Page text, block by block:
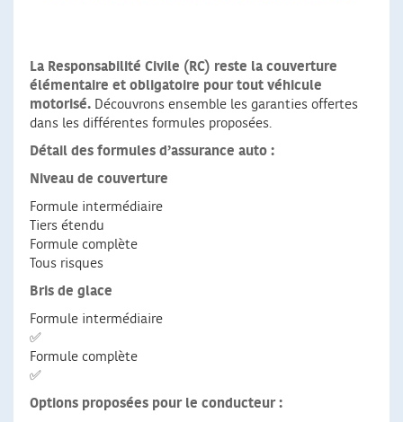
La Responsabilité Civile (RC) reste la couverture
élémentaire et obligatoire pour tout véhicule
motorisé. Découvrons ensemble les garanties offertes
dans les différentes formules proposées.
Détail des formules d’assurance auto :
Niveau de couverture
Formule intermédiaire
Tiers étendu
Formule complète
Tous risques
Bris de glace
Formule intermédiaire
✅
Formule complète
✅
Options proposées pour le conducteur :